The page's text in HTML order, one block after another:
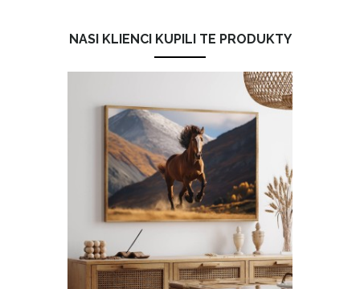
NASI KLIENCI KUPILI TE PRODUKTY